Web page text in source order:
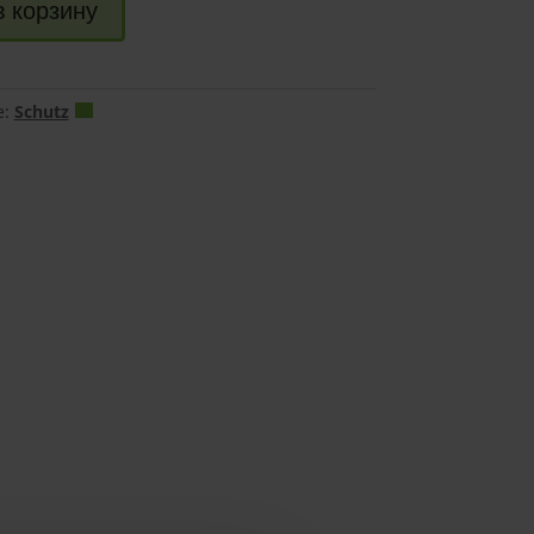
корзину
Schutz